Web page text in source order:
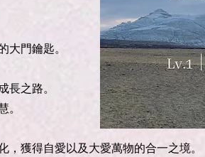
大門鑰匙。
長之路。
。
獲得自愛以及大愛萬物的合一之境。